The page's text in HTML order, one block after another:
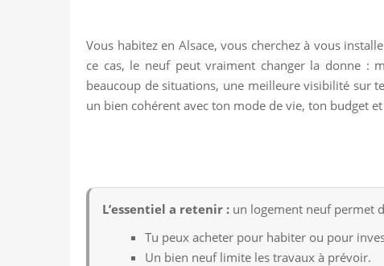
Vous habitez en Alsace, vous cherchez à vous
ce cas, le neuf peut vraiment changer la donne :
beaucoup de situations, une meilleure visibilité sur
un bien cohérent avec ton mode de vie, ton budget
L’essentiel a retenir : un logement neuf permet
Tu peux acheter pour habiter ou pour
Un bien neuf limite les travaux à prévoir.